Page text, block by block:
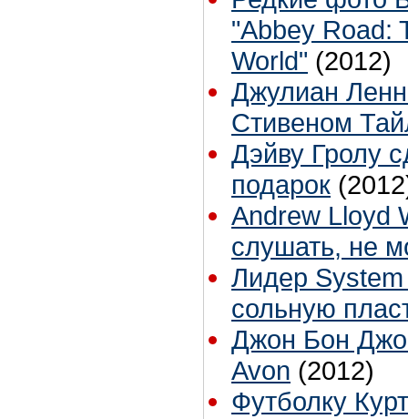
"Abbey Road:
World" (2012)
Джулиан
Стивеном
Дэйву Гролу
подарок
Andrew Lloyd
слушать, не
Лидер System
сольную
Джон Бон
Avon (2012)
Футболку